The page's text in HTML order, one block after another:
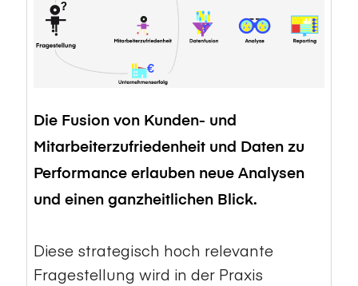
Die Fusion von Kunden- und
Mitarbeiterzufriedenheit und Daten zu
Performance erlauben neue Analysen
und einen ganzheitlichen Blick.
Diese strategisch hoch relevante
Fragestellung wird in der Praxis